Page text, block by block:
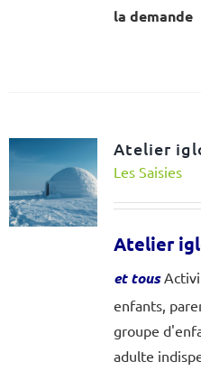
la demande
Atelier
Les Saisies
Atelier
et tous
enfants,
groupe
adulte